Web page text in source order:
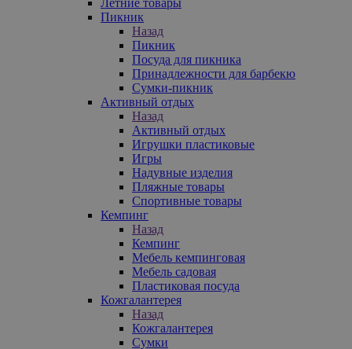
Пикник
Назад
Пикник
Посуда для пикника
Принадлежности для барбекю
Сумки-пикник
Активный отдых
Назад
Активный отдых
Игрушки пластиковые
Игры
Надувные изделия
Пляжные товары
Спортивные товары
Кемпинг
Назад
Кемпинг
Мебель кемпинговая
Мебель садовая
Пластиковая посуда
Кожгалантерея
Назад
Кожгалантерея
Сумки